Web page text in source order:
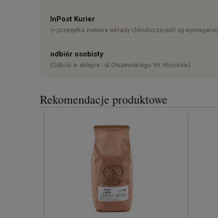
InPost Kurier
(> przesyłka zawiera wkłady chłodnicze jeśli są wymagane)
odbiór osobisty
(Odbiór w sklepie - ul.Olszewskiego 99, Wrocław)
Rekomendacje produktowe